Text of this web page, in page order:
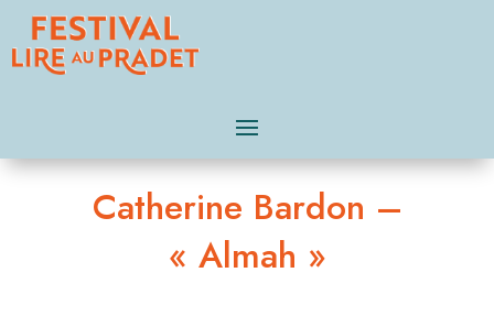
Catherine Bardon –
« Almah »